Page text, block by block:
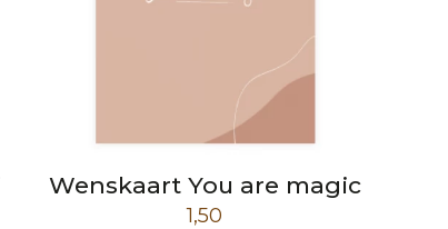
Wenskaart You are magic
1,50